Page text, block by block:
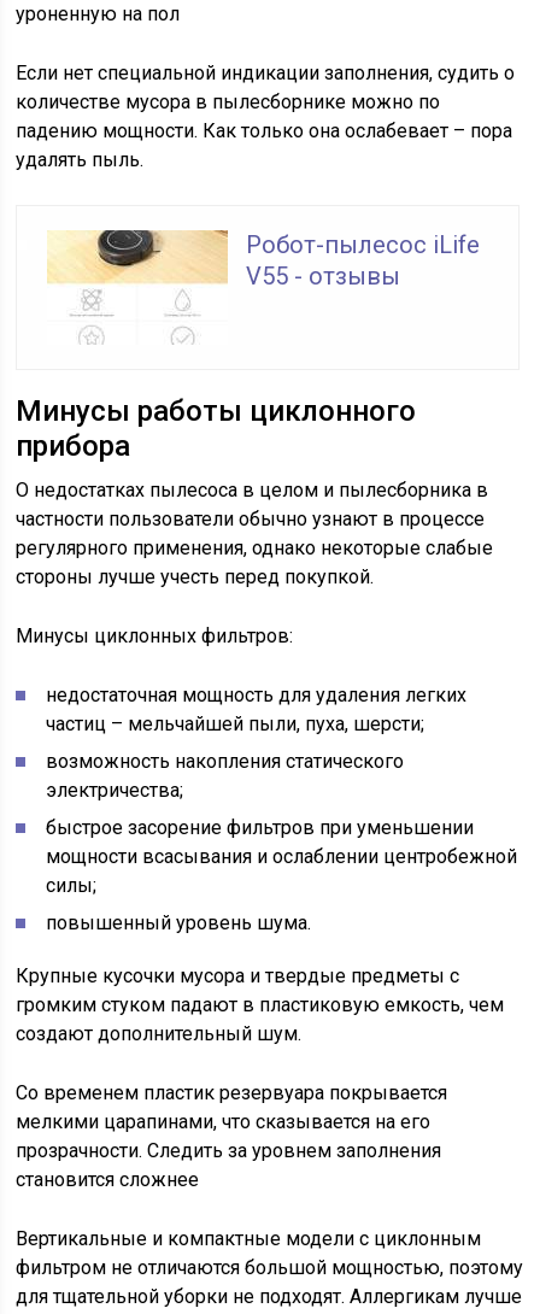
уроненную на пол
Если нет специальной индикации заполнения, судить о
количестве мусора в пылесборнике можно по
падению мощности. Как только она ослабевает – пора
удалять пыль.
Робот-пылесос iLife
V55 - отзывы
Минусы работы циклонного
прибора
О недостатках пылесоса в целом и пылесборника в
частности пользователи обычно узнают в процессе
регулярного применения, однако некоторые слабые
стороны лучше учесть перед покупкой.
Минусы циклонных фильтров:
недостаточная мощность для удаления легких
частиц – мельчайшей пыли, пуха, шерсти;
возможность накопления статического
электричества;
быстрое засорение фильтров при уменьшении
мощности всасывания и ослаблении центробежной
силы;
повышенный уровень шума.
Крупные кусочки мусора и твердые предметы с
громким стуком падают в пластиковую емкость, чем
создают дополнительный шум.
Со временем пластик резервуара покрывается
мелкими царапинами, что сказывается на его
прозрачности. Следить за уровнем заполнения
становится сложнее
Вертикальные и компактные модели с циклонным
фильтром не отличаются большой мощностью, поэтому
для тщательной уборки не подходят. Аллергикам лучше